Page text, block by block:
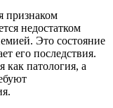
признаком
недостатком
Это состояние
его последствия.
как патология, а